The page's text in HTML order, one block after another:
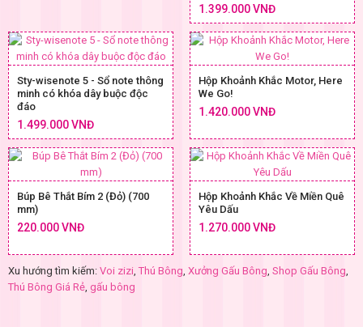
1.399.000 VNĐ
Sty-wisenote 5 - Sổ note thông
minh có khóa dây buộc độc
đáo
1.499.000 VNĐ
Hộp Khoảnh Khắc Motor, Here
We Go!
1.420.000 VNĐ
Búp Bê Thắt Bím 2 (Đỏ) (700
mm)
220.000 VNĐ
Hộp Khoảnh Khắc Về Miền Quê
Yêu Dấu
1.270.000 VNĐ
Xu hướng tìm kiếm: Voi zizi Thú Bông Xưởng Gấu Bông Shop Gấu Bông
Thú Bông Giá Rẻ gấu bông